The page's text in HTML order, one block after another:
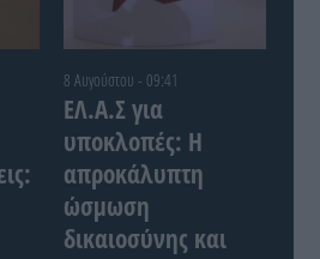
8 Αυγούστου - 09:41
ΕΛ.Α.Σ για
υποκλοπές: Η
απροκάλυπτη
ώσμωση
δικαιοσύνης και